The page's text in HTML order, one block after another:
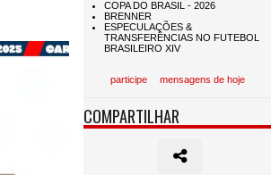
participe mensagens de hoje
COMPARTILHAR